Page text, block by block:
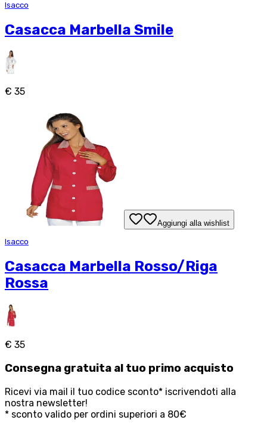
Isacco
Casacca Marbella Smile
€ 35
Aggiungi alla wishlist
Isacco
Casacca Marbella Rosso/Riga
Rossa
€ 35
Consegna gratuita al tuo primo acquisto
Ricevi via mail il tuo codice sconto* iscrivendoti alla
nostra newsletter!
* sconto valido per ordini superiori a 80€